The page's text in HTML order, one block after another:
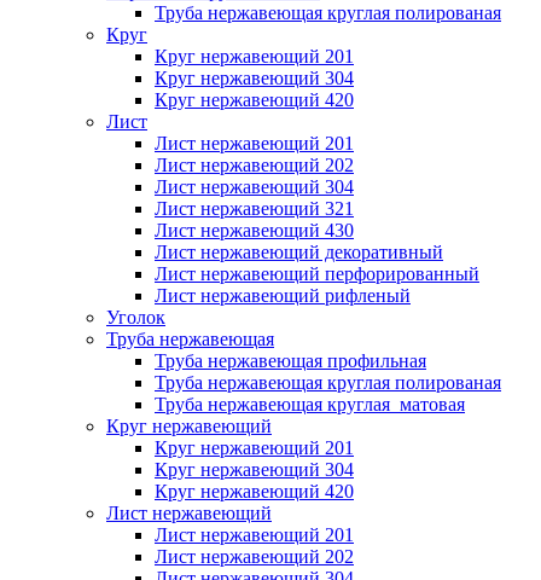
Труба нержавеющая круглая полированая
Круг
Круг нержавеющий 201
Круг нержавеющий 304
Круг нержавеющий 420
Лист
Лист нержавеющий 201
Лист нержавеющий 202
Лист нержавеющий 304
Лист нержавеющий 321
Лист нержавеющий 430
Лист нержавеющий декоративный
Лист нержавеющий перфорированный
Лист нержавеющий рифленый
Уголок
Труба нержавеющая
Труба нержавеющая профильная
Труба нержавеющая круглая полированая
Труба нержавеющая круглая матовая
Круг нержавеющий
Круг нержавеющий 201
Круг нержавеющий 304
Круг нержавеющий 420
Лист нержавеющий
Лист нержавеющий 201
Лист нержавеющий 202